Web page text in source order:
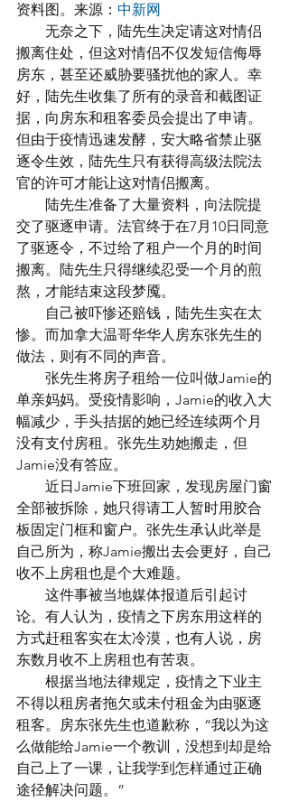
资料图。来源： 中新网
无奈之下，陆先生决定请这对情侣
搬离住处，但这对情侣不仅发短信侮辱
房东，甚至还威胁要骚扰他的家人。幸
好，陆先生收集了所有的录音和截图证
据，向房东和租客委员会提出了申请。
但由于疫情迅速发酵，安大略省禁止驱
逐令生效，陆先生只有获得高级法院法
官的许可才能让这对情侣搬离。
陆先生准备了大量资料，向法院提
交了驱逐申请。法官终于在7月10日同意
了驱逐令，不过给了租户一个月的时间
搬离。陆先生只得继续忍受一个月的煎
熬，才能结束这段梦魇。
自己被吓惨还赔钱，陆先生实在太
惨。而加拿大温哥华华人房东张先生的
做法，则有不同的声音。
张先生将房子租给一位叫做Jamie的
单亲妈妈。受疫情影响，Jamie的收入大
幅减少，手头拮据的她已经连续两个月
没有支付房租。张先生劝她搬走，但
Jamie没有答应。
近日Jamie下班回家，发现房屋门窗
全部被拆除，她只得请工人暂时用胶合
板固定门框和窗户。张先生承认此举是
自己所为，称Jamie搬出去会更好，自己
收不上房租也是个大难题。
这件事被当地媒体报道后引起讨
论。有人认为，疫情之下房东用这样的
方式赶租客实在太冷漠，也有人说，房
东数月收不上房租也有苦衷。
根据当地法律规定，疫情之下业主
不得以租房者拖欠或未付租金为由驱逐
租客。房东张先生也道歉称，“我以为这
么做能给Jamie一个教训，没想到却是给
自己上了一课，让我学到怎样通过正确
途径解决问题。”